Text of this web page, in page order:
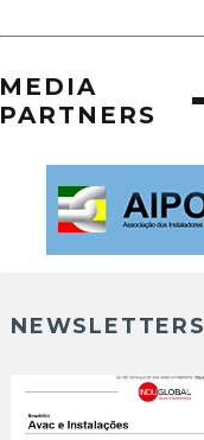
MEDIA
PARTNERS
NEWSLETTERS